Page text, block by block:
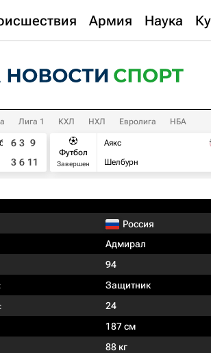
Армия Наука
Лига 1 КХЛ НХЛ Евролига НБА
6 3 9
3 6 11
Футбол
Завершен
Аякс
Шелбурн
Россия
Адмирал
94
Защитник
24
187 см
88 кг